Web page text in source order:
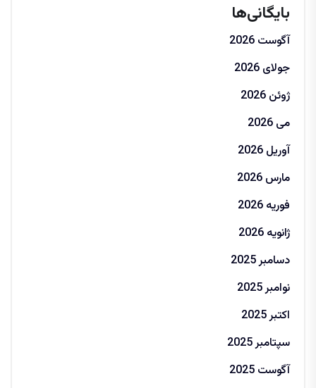
بایگانی‌ها
آگوست 2026
جولای 2026
ژوئن 2026
می 2026
آوریل 2026
مارس 2026
فوریه 2026
ژانویه 2026
دسامبر 2025
نوامبر 2025
اکتبر 2025
سپتامبر 2025
آگوست 2025